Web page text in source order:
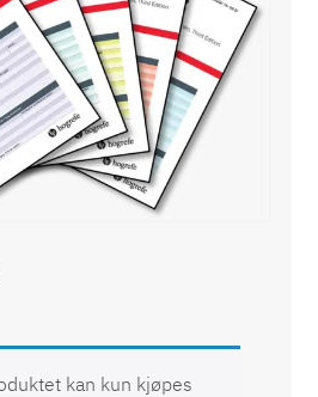
kan kun kjøpes